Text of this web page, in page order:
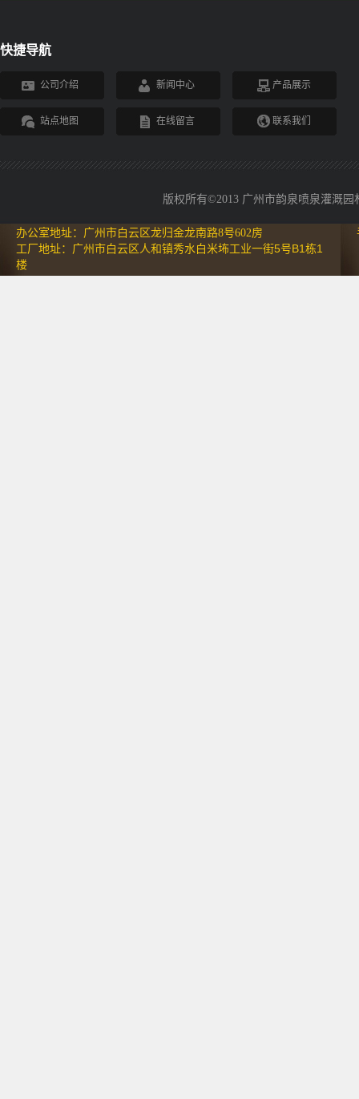
快捷导航
公司介绍 新闻中心 产品展示
站点地图 在线留言 联系我们
版权所有©2013 广州市韵泉喷泉灌溉
办公室地址：广州市白云区龙归金龙南路8号602房
工厂地址：广州市白云区人和镇秀水白米㘵工业一街5号B1栋1
楼